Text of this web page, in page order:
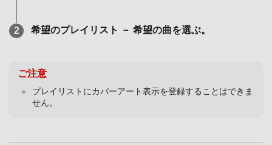
希望のプレイリスト － 希望の曲を選ぶ。
ご注意
プレイリストにカバーアート表示を登録することはできま
せん。